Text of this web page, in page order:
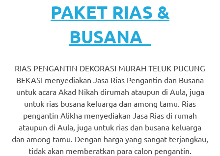
good
man
luxury
replica
PAKET RIAS &
BUSANA
RIAS PENGANTIN DEKORASI MURAH TELUK PUCUNG
BEKASI menyediakan Jasa Rias Pengantin dan Busana
untuk acara Akad Nikah dirumah ataupun di Aula, juga
untuk rias busana keluarga dan among tamu. Rias
pengantin Alikha menyediakan Jasa Rias di rumah
ataupun di Aula, juga untuk rias dan busana keluarga
dan among tamu. Dengan harga yang sangat terjangkau,
tidak akan memberatkan para calon pengantin.